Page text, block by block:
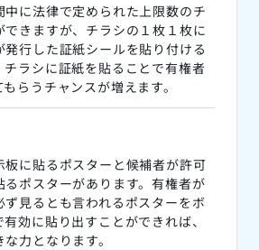
に法律で定められた上限数のチ
できますが、チラシの１枚１枚に
行した証紙シールを貼り付ける
ラシに証紙を貼ることで有権者
らうチャンスが増えます。
板に貼るポスターと候補者が許可
るポスターがあります。有権者が
見るとも言われるポスターをボ
効に貼り出すことができれば、
力となります。